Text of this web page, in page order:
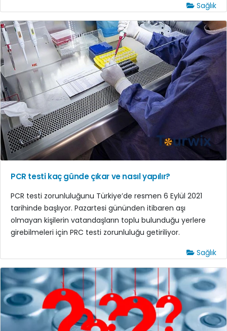
Sağlık
PCR testi kaç günde çıkar ve nasıl yapılır?
PCR testi zorunluluğunu Türkiye’de resmen 6 Eylül 2021
tarihinde başlıyor. Pazartesi gününden itibaren aşı
olmayan kişilerin vatandaşların toplu bulunduğu yerlere
girebilmeleri için PRC testi zorunluluğu getiriliyor.
Sağlık